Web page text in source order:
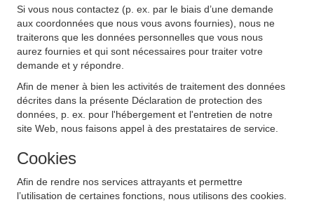
Si vous nous contactez (p. ex. par le biais d’une demande
aux coordonnées que nous vous avons fournies), nous ne
traiterons que les données personnelles que vous nous
aurez fournies et qui sont nécessaires pour traiter votre
demande et y répondre.
Afin de mener à bien les activités de traitement des données
décrites dans la présente Déclaration de protection des
données, p. ex. pour l'hébergement et l'entretien de notre
site Web, nous faisons appel à des prestataires de service.
Cookies
Afin de rendre nos services attrayants et permettre
l’utilisation de certaines fonctions, nous utilisons des cookies.